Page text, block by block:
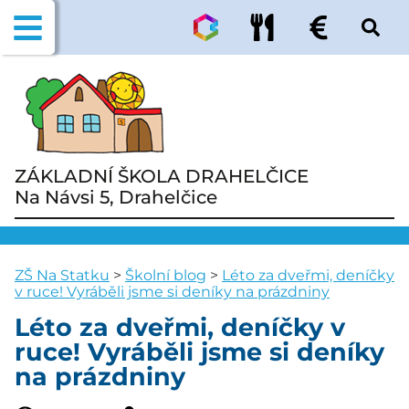
ZÁKLADNÍ ŠKOLA DRAHELČICE
Na Návsi 5, Drahelčice
ZŠ Na Statku > Školní blog > Léto za dveřmi, deníčky
v ruce! Vyráběli jsme si deníky na prázdniny
Léto za dveřmi, deníčky v
ruce! Vyráběli jsme si deníky
na prázdniny